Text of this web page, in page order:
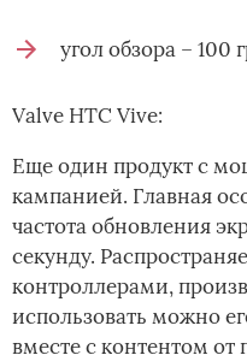
угол обзора – 100
Valve HTC Vive:
Еще один продукт с
кампанией. Главная
частота обновления
секунду.
контроллерами,
использовать можно
вместе с контентом от